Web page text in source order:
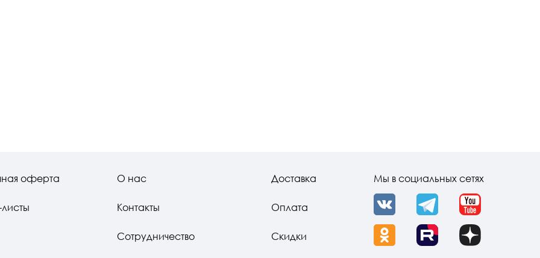
оферта О нас
Контакты
Сотрудничество
Доставка
Оплата
Скидки
Мы в социальных сетях
VK Telegram YouTube
OK Rutube Dzen